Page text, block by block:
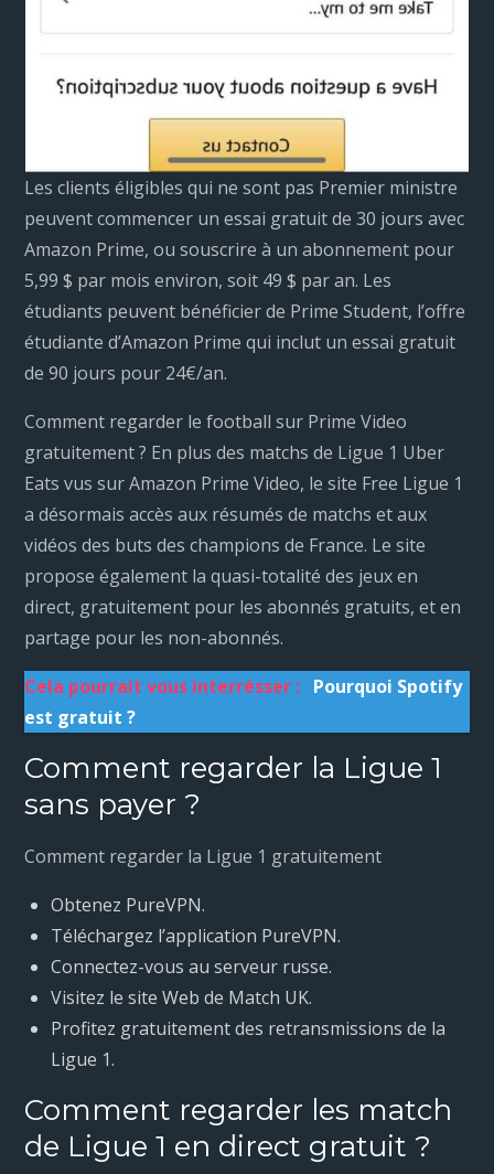
Les clients éligibles qui ne sont pas Premier ministre
peuvent commencer un essai gratuit de 30 jours avec
Amazon Prime, ou souscrire à un abonnement pour
5,99 $ par mois environ, soit 49 $ par an. Les
étudiants peuvent bénéficier de Prime Student, l’offre
étudiante d’Amazon Prime qui inclut un essai gratuit
de 90 jours pour 24€/an.
Comment regarder le football sur Prime Video
gratuitement ? En plus des matchs de Ligue 1 Uber
Eats vus sur Amazon Prime Video, le site Free Ligue 1
a désormais accès aux résumés de matchs et aux
vidéos des buts des champions de France. Le site
propose également la quasi-totalité des jeux en
direct, gratuitement pour les abonnés gratuits, et en
partage pour les non-abonnés.
Cela pourrait vous interrésser : Pourquoi Spotify
est gratuit ?
Comment regarder la Ligue 1
sans payer ?
Comment regarder la Ligue 1 gratuitement
Obtenez PureVPN.
Téléchargez l’application PureVPN.
Connectez-vous au serveur russe.
Visitez le site Web de Match UK.
Profitez gratuitement des retransmissions de la
Ligue 1.
Comment regarder les match
de Ligue 1 en direct gratuit ?